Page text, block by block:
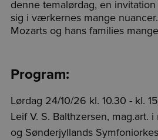
denne temalørdag, en
sig i værkernes mange
Mozarts og hans families
Program:
Lørdag 24/10/26 kl. 10.30 - kl.
Leif V. S. Balthzersen,
og Sønderjyllands